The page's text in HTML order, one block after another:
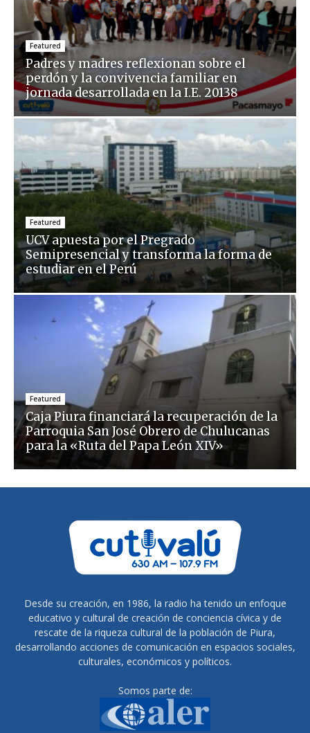
Featured
Padres y madres reflexionan sobre el
perdón y la convivencia familiar en
jornada desarrollada en la I.E. 20138
Featured
UCV apuesta por el Pregrado
Semipresencial y transforma la forma de
estudiar en el Perú
Featured
Caja Piura financiará la recuperación de la
Parroquia San José Obrero de Chulucanas
para la «Ruta del Papa León XIV»
Desde su creación, en 1986, la radio ha tenido un enfoque
educativo y cultural de creación de conciencia cívica y de
rescate de la riqueza cultural de la población de Piura,
desarrollando acciones de comunicación en espacios sociales,
culturales, económicos y políticos.
Somos parte de: